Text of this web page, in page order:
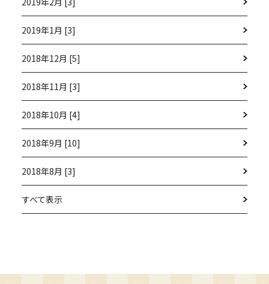
2019年1月 [3]
2018年12月 [5]
2018年11月 [3]
2018年10月 [4]
2018年9月 [10]
2018年8月 [3]
すべて表示